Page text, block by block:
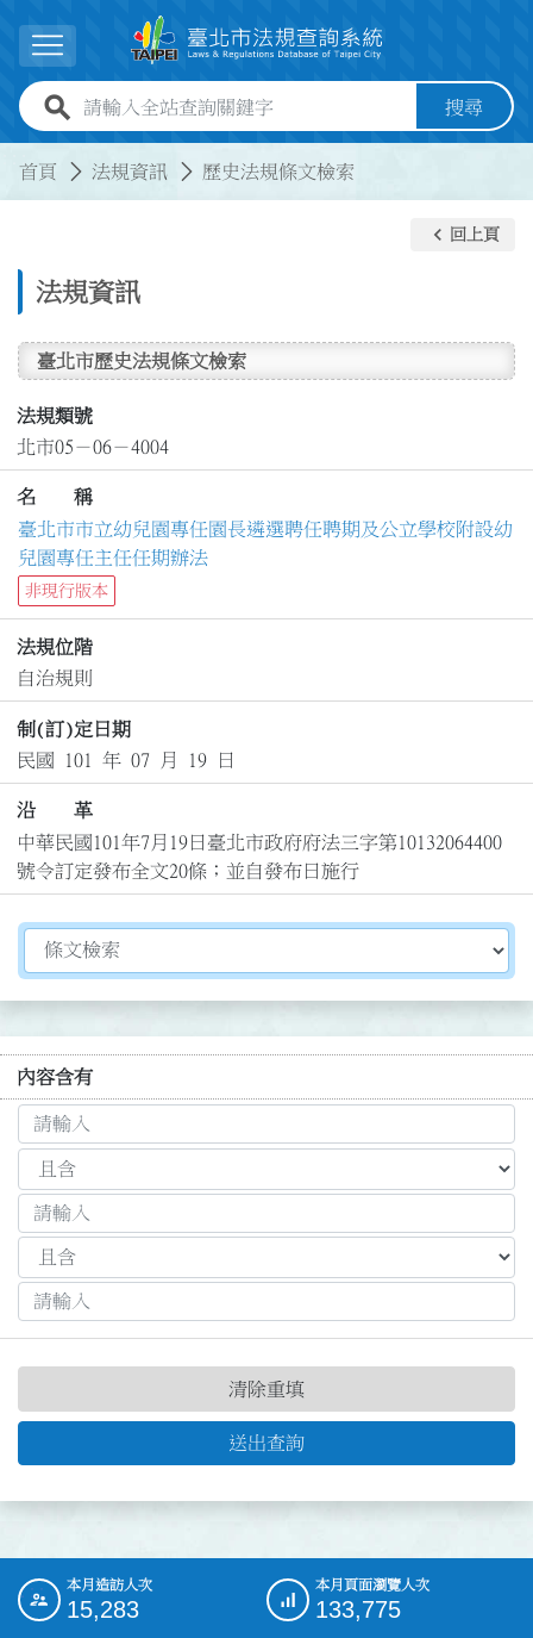
展開選單
全站查詢關鍵字欄位 搜尋
首頁 法規資訊 歷史法規條文檢索
法規資訊
keyboard_arrow_left 回上頁
臺北市歷史法規條文檢索
法規類號
北市05－06－4004
名 稱
臺北市市立幼兒園專任園長遴選聘任聘期及公立學校附設幼
兒園專任主任任期辦法
非現行版本
法規位階
自治規則
制(訂)定日期
民國 101 年 07 月 19 日
沿 革
中華民國101年7月19日臺北市政府府法三字第10132064400
號令訂定發布全文20條；並自發布日施行
切換選擇法規資訊內容
內容含有
送出查詢
清除重填
::: 本月造訪人次
15,283
本月頁面瀏覽人次
133,775